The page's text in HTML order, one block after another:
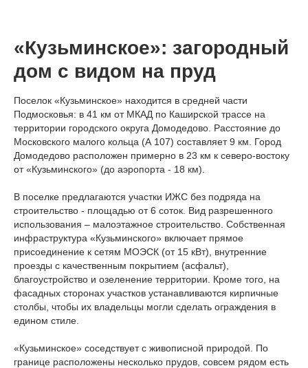
«Кузьминское»: загородный
дом с видом на пруд
Поселок «Кузьминское» находится в средней части
Подмосковья: в 41 км от МКАД по Каширской трассе на
территории городского округа Домодедово. Расстояние до
Московского малого кольца (А 107) составляет 9 км. Город
Домодедово расположен примерно в 23 км к северо-востоку
от «Кузьминского» (до аэропорта - 18 км).
В поселке предлагаются участки ИЖС без подряда на
строительство - площадью от 6 соток. Вид разрешенного
использования – малоэтажное строительство. Собственная
инфраструктура «Кузьминского» включает прямое
присоединение к сетям МОЭСК (от 15 кВт), внутренние
проезды с качественным покрытием (асфальт),
благоустройство и озеленение территории. Кроме того, на
фасадных сторонах участков устанавливаются кирпичные
столбы, чтобы их владельцы могли сделать ограждения в
едином стиле.
«Кузьминское» соседствует с живописной природой. По
границе расположены несколько прудов, совсем рядом есть